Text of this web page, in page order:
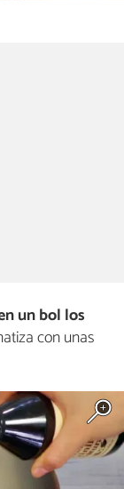
un bol los
con unas